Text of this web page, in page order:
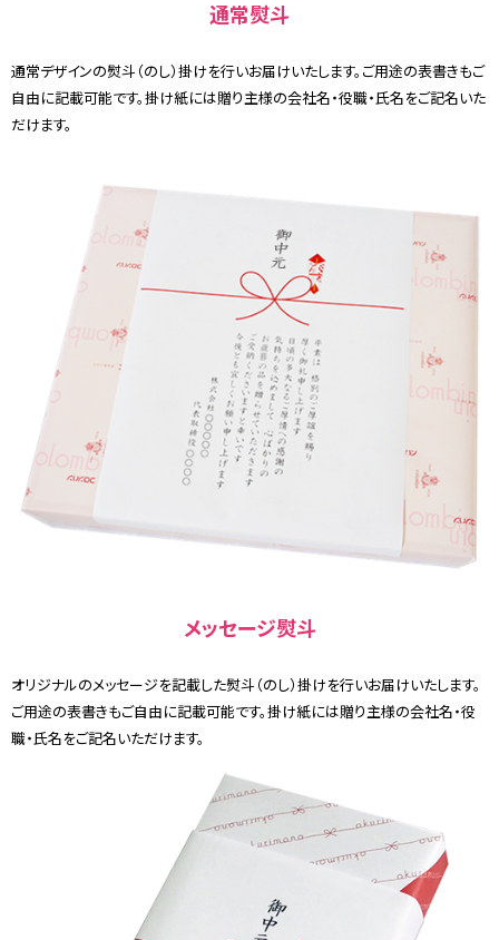
通常熨斗
通常デザインの熨斗（のし）掛けを行いお届けいたします。ご用途の表書きもご
自由に記載可能です。掛け紙には贈り主様の会社名・役職・氏名をご記名いた
だけます。
メッセージ熨斗
オリジナルのメッセージを記載した熨斗（のし）掛けを行いお届けいたします。
ご用途の表書きもご自由に記載可能です。掛け紙には贈り主様の会社名・役
職・氏名をご記名いただけます。